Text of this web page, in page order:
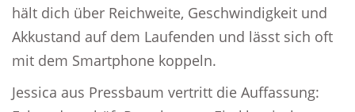
hält dich über Reichweite, Geschwindigkeit und
Akkustand auf dem Laufenden und lässt sich oft
mit dem Smartphone koppeln.
Jessica aus Pressbaum vertritt die Auffassung: